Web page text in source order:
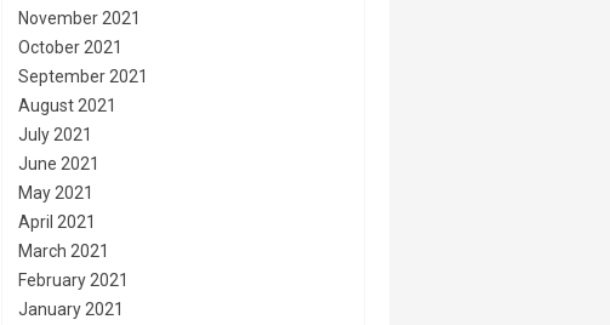
November 2021
October 2021
September 2021
August 2021
July 2021
June 2021
May 2021
April 2021
March 2021
February 2021
January 2021